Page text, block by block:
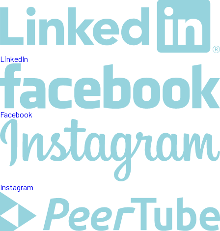
LinkedIn
Facebook
Instagram